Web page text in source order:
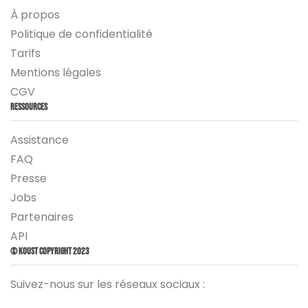
À propos
Politique de confidentialité
Tarifs
Mentions légales
CGV
Ressources
Assistance
FAQ
Presse
Jobs
Partenaires
API
© Koust Copyright 2023
Suivez-nous sur les réseaux sociaux :